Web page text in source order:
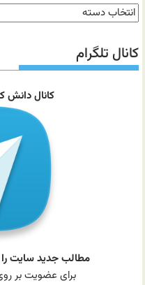
دسته‌بندی
مطالب
سایت
کانال تلگرام
کانال دانش
مطالب جدید سایت را
برای عضویت بر